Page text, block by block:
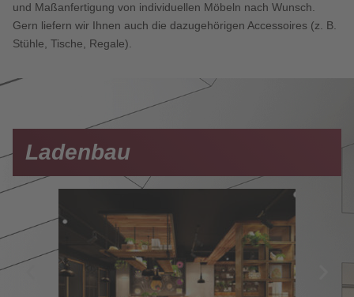
und Maßanfertigung von individuellen Möbeln nach Wunsch.
Gern liefern wir Ihnen auch die dazugehörigen Accessoires (z. B.
Stühle, Tische, Regale).
Ladenbau